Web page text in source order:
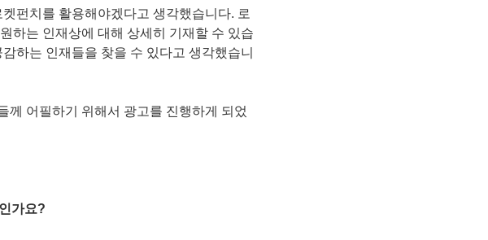
펀치를 활용해야겠다고 생각했습니다. 로
하는 인재상에 대해 상세히 기재할 수 있습
하는 인재들을 찾을 수 있다고 생각했습니
께 어필하기 위해서 광고를 진행하게 되었
가요?